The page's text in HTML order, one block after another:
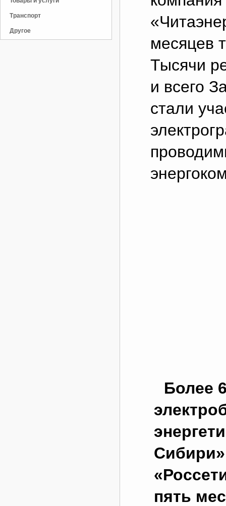
Транспорт
Другое
месяцев
Тысячи
и всего
стали
Более
пять